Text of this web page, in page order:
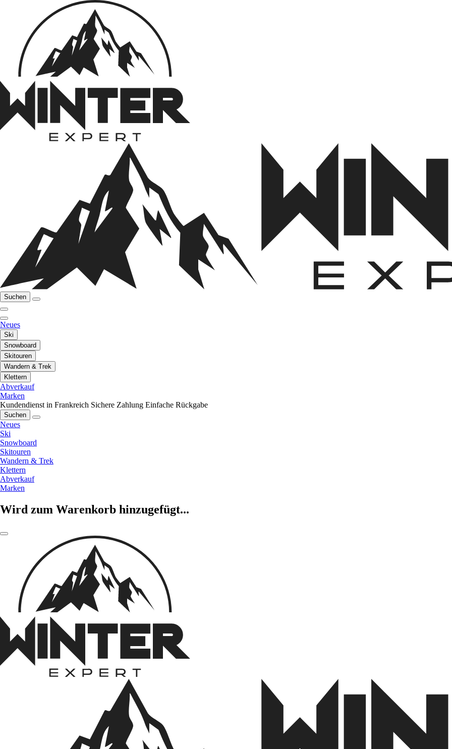
Suchen
Neues
Ski
Snowboard
Skitouren
Wandern & Trek
Klettern
Abverkauf
Marken
Kundendienst in Frankreich Sichere Zahlung Einfache Rückgabe
Suchen
Neues
Ski
Snowboard
Skitouren
Wandern & Trek
Klettern
Abverkauf
Marken
Wird zum Warenkorb hinzugefügt...